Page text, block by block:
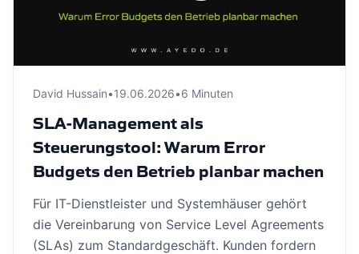
David Hussain•19.06.2026•6 Minuten
SLA-Management als
Steuerungstool: Warum Error
Budgets den Betrieb planbar machen
Für IT-Dienstleister und Systemhäuser gehört
die Vereinbarung von Service Level Agreements
(SLAs) zum Standardgeschäft. Kunden fordern